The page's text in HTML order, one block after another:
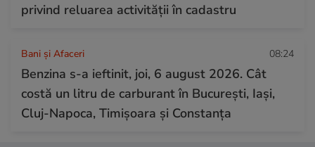
privind reluarea activității în cadastru
Bani și Afaceri 08:24
Benzina s-a ieftinit, joi, 6 august 2026. Cât
costă un litru de carburant în București, Iași,
Cluj-Napoca, Timișoara și Constanța